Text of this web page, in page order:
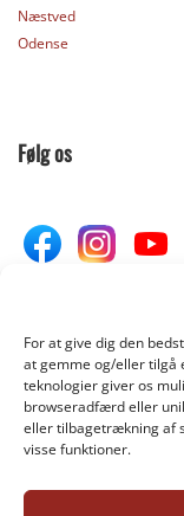
For at give dig den
at gemme og/eller tilgå
teknologier giver os
browseradfærd eller
eller tilbagetrækning af
visse funktioner.
Næstved
Odense
Følg os
Donér til Inges
DONÉR